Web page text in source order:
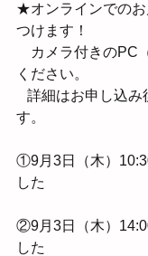
★オンラインでの
つけます！
カメラ付きのPC
ください。
す。
①9月3日（木）
した
②9月3日（木）
した